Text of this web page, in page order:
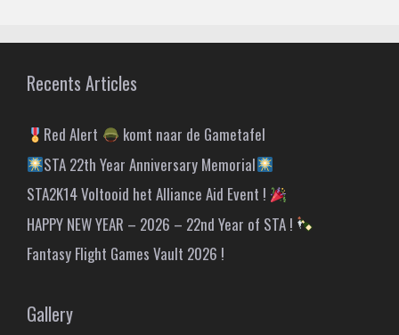
Recents Articles
Red Alert
komt naar de Gametafel
STA 22th Year Anniversary Memorial
STA2K14 Voltooid het Alliance Aid Event !
HAPPY NEW YEAR – 2026 – 22nd Year of STA !
Fantasy Flight Games Vault 2026 !
Gallery